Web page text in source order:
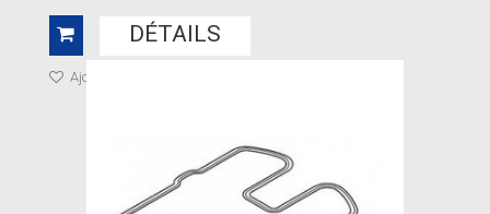
DÉTAILS
Ajouter à ma liste de cadeaux